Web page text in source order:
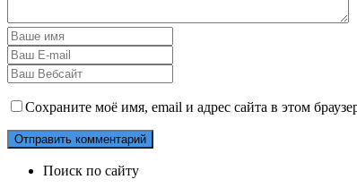
Сохраните моё имя, email и адрес сайта в этом
Поиск по сайту